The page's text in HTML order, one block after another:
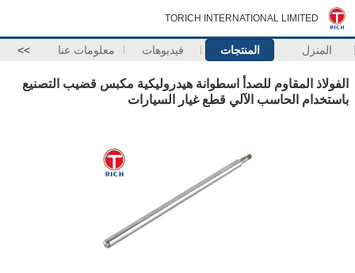
TORICH INTERNATIONAL LIMITED
المنزل المنتجات فيديوهات معلومات عنا >>
الفولاذ المقاوم للصدأ اسطوانة هيدروليكية مكبس قضيب التصنيع
باستخدام الحاسب الآلي قطع غيار السيارات